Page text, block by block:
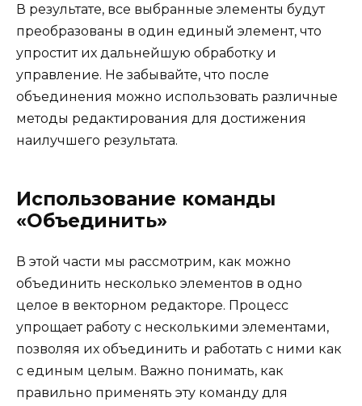
В результате, все выбранные элементы будут
преобразованы в один единый элемент, что
упростит их дальнейшую обработку и
управление. Не забывайте, что после
объединения можно использовать различные
методы редактирования для достижения
наилучшего результата.
Использование команды
«Объединить»
В этой части мы рассмотрим, как можно
объединить несколько элементов в одно
целое в векторном редакторе. Процесс
упрощает работу с несколькими элементами,
позволяя их объединить и работать с ними как
с единым целым. Важно понимать, как
правильно применять эту команду для